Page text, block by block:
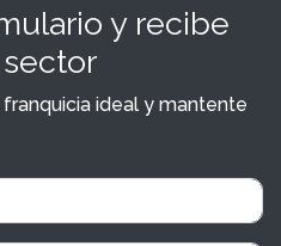
y recibe
ideal y mantente